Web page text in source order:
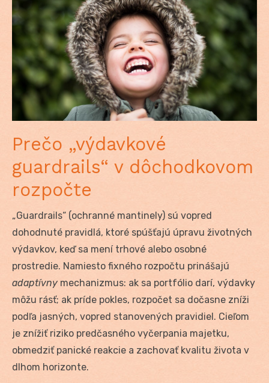
Prečo „výdavkové
guardrails“ v dôchodkovom
rozpočte
„Guardrails“ (ochranné mantinely) sú vopred
dohodnuté pravidlá, ktoré spúšťajú úpravu životných
výdavkov, keď sa mení trhové alebo osobné
prostredie. Namiesto fixného rozpočtu prinášajú
adaptívny mechanizmus: ak sa portfólio darí, výdavky
môžu rásť; ak príde pokles, rozpočet sa dočasne zníži
podľa jasných, vopred stanovených pravidiel. Cieľom
je znížiť riziko predčasného vyčerpania majetku,
obmedziť panické reakcie a zachovať kvalitu života v
dlhom horizonte.